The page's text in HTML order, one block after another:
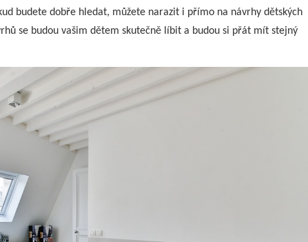
budete dobře hledat, můžete narazit i přímo na návrhy dětských
se budou vašim dětem skutečně líbit a budou si přát mít stejný